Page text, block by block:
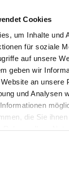
Cookies
um Inhalte und
für soziale
auf unsere
geben wir
an unsere
und Analysen
die Sie